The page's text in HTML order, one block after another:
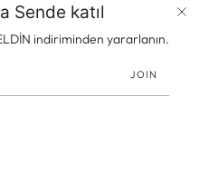
Sende katıl
indiriminden yararlanın.
JOIN